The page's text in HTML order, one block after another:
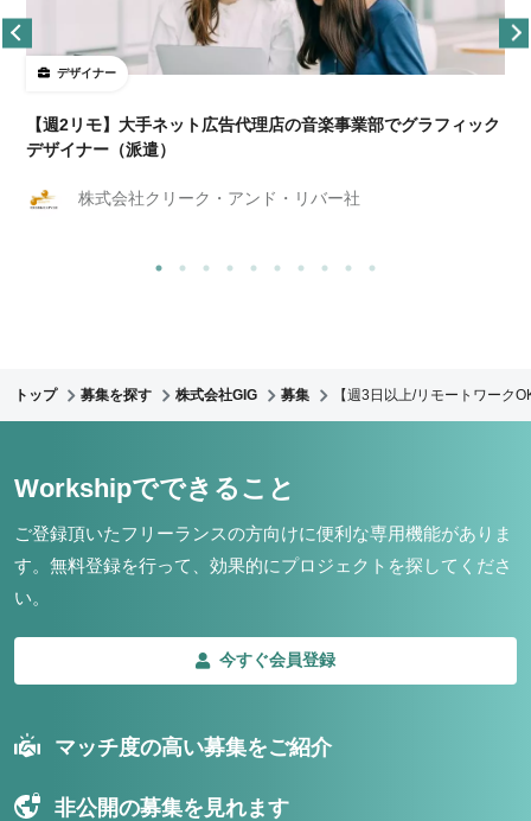
デザイナー
【週2リモ】大手ネット広告代理店の音楽事業部でグラフィック
デザイナー（派遣）
株式会社クリーク・アンド・リバー社
トップ 募集を探す 株式会社GIG 募集 【週3日以上/リモートワーク
Workshipでできること
ご登録頂いたフリーランスの方向けに便利な専用機能がありま
す。 無料登録を行って、効果的にプロジェクトを探してくださ
い。
今すぐ会員登録
マッチ度の高い募集をご紹介
非公開の募集を見れます